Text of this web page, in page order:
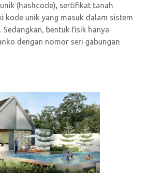
(hashcode), sertifikat tanah
kode unik yang masuk dalam sistem
Sedangkan, bentuk fisik hanya
dengan nomor seri gabungan